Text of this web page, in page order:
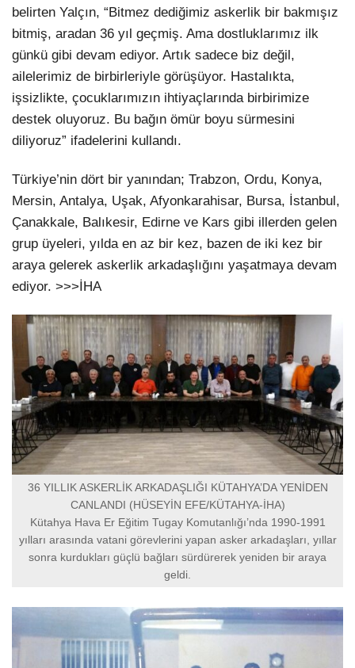
belirten Yalçın, “Bitmez dediğimiz askerlik bir bakmışız
bitmiş, aradan 36 yıl geçmiş. Ama dostluklarımız ilk
günkü gibi devam ediyor. Artık sadece biz değil,
ailelerimiz de birbirleriyle görüşüyor. Hastalıkta,
işsizlikte, çocuklarımızın ihtiyaçlarında birbirimize
destek oluyoruz. Bu bağın ömür boyu sürmesini
diliyoruz” ifadelerini kullandı.
Türkiye’nin dört bir yanından; Trabzon, Ordu, Konya,
Mersin, Antalya, Uşak, Afyonkarahisar, Bursa, İstanbul,
Çanakkale, Balıkesir, Edirne ve Kars gibi illerden gelen
grup üyeleri, yılda en az bir kez, bazen de iki kez bir
araya gelerek askerlik arkadaşlığını yaşatmaya devam
ediyor. >>>İHA
36 YILLIK ASKERLİK ARKADAŞLIĞI KÜTAHYA’DA YENİDEN
CANLANDI (HÜSEYİN EFE/KÜTAHYA-İHA)
Kütahya Hava Er Eğitim Tugay Komutanlığı’nda 1990-1991
yılları arasında vatani görevlerini yapan asker arkadaşları, yıllar
sonra kurdukları güçlü bağları sürdürerek yeniden bir araya
geldi.